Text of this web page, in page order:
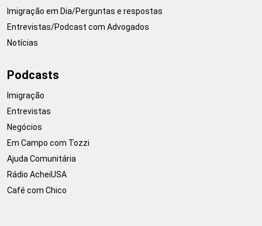
Imigração em Dia/Perguntas e respostas
Entrevistas/Podcast com Advogados
Notícias
Podcasts
Imigração
Entrevistas
Negócios
Em Campo com Tozzi
Ajuda Comunitária
Rádio AcheiUSA
Café com Chico